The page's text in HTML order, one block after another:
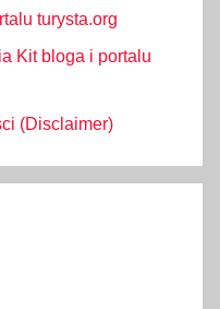
turysta.org
Kit bloga i portalu
(Disclaimer)